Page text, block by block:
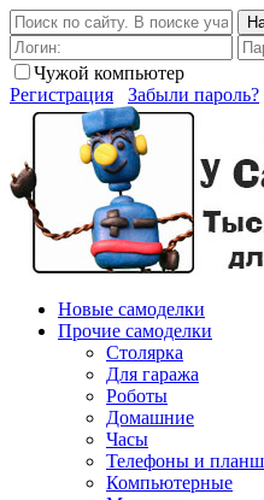
Чужой компьютер
Регистрация
Забыли пароль?
Новые самоделки
Прочие самоделки
Столярка
Для гаража
Роботы
Домашние
Часы
Телефоны и
Компьютерные